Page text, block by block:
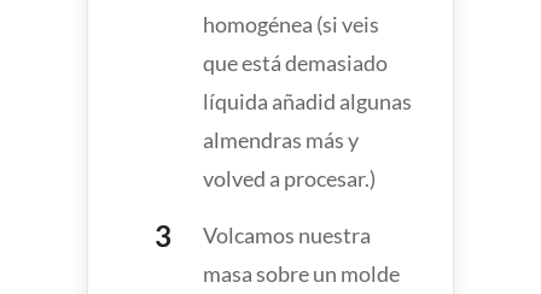
homogénea (si veis
que está demasiado
líquida añadid algunas
almendras más y
volved a procesar.)
Volcamos nuestra
masa sobre un molde